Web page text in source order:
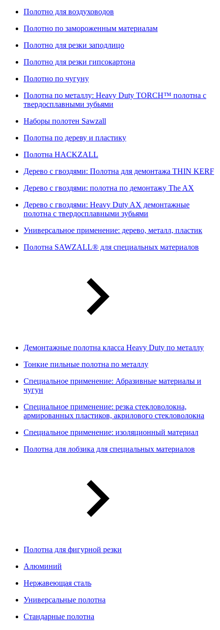
Полотно для воздуховодов
Полотно по замороженным материалам
Полотно для резки заподлицо
Полотно для резки гипсокартона
Полотно по чугуну
Полотна по металлу: Heavy Duty TORCH™ полотна с
твердосплавными зубьями
Наборы полотен Sawzall
Полотна по дереву и пластику
Полотна HACKZALL
Дерево с гвоздями: Полотна для демонтажа THIN KERF
Дерево с гвоздями: полотна по демонтажу The AX
Дерево с гвоздями: Heavy Duty AX демонтажные
полотна с твердосплавными зубьями
Универсальное применение: дерево, металл, пластик
Полотна SAWZALL® для специальных материалов
Демонтажные полотна класса Heavy Duty по металлу
Тонкие пильные полотна по металлу
Специальное применение: Абразивные материалы и
чугун
Специальное применение: резка стекловолокна,
армированных пластиков, акрилового стекловолокна
Специальное применение: изоляционный материал
Полотна для лобзика для специальных материалов
Полотна для фигурной резки
Алюминий
Нержавеющая сталь
Универсальные полотна
Стандарные полотна